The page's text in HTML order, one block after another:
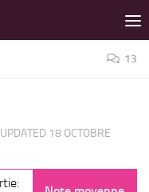
13
UPDATED 18 OCTOBRE